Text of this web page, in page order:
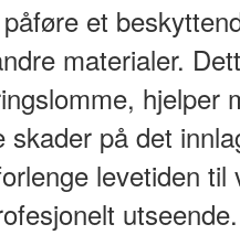
et
materialer.
hjelper
på det
levetiden til
utseende.